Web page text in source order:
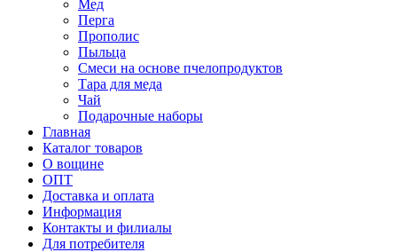
Мед
Перга
Прополис
Пыльца
Смеси на основе пчелопродуктов
Тара для меда
Чай
Подарочные наборы
Главная
Каталог товаров
О вощине
ОПТ
Доставка и оплата
Информация
Контакты и филиалы
Для потребителя